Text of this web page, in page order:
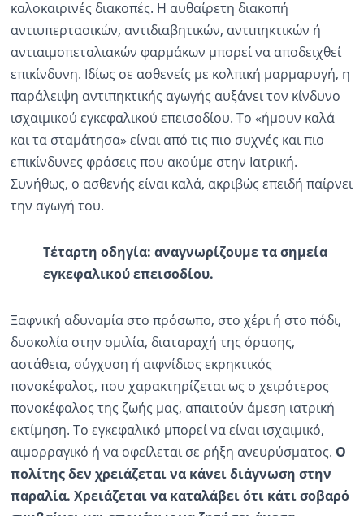
καλοκαιρινές διακοπές. Η αυθαίρετη διακοπή
αντιυπερτασικών, αντιδιαβητικών, αντιπηκτικών ή
αντιαιμοπεταλιακών φαρμάκων μπορεί να αποδειχθεί
επικίνδυνη. Ιδίως σε ασθενείς με κολπική μαρμαρυγή, η
παράλειψη αντιπηκτικής αγωγής αυξάνει τον κίνδυνο
ισχαιμικού εγκεφαλικού επεισοδίου. Το «ήμουν καλά
και τα σταμάτησα» είναι από τις πιο συχνές και πιο
επικίνδυνες φράσεις που ακούμε στην Ιατρική.
Συνήθως, ο ασθενής είναι καλά, ακριβώς επειδή παίρνει
την αγωγή του.
Τέταρτη οδηγία: αναγνωρίζουμε τα σημεία
εγκεφαλικού επεισοδίου.
Ξαφνική αδυναμία στο πρόσωπο, στο χέρι ή στο πόδι,
δυσκολία στην ομιλία, διαταραχή της όρασης,
αστάθεια, σύγχυση ή αιφνίδιος εκρηκτικός
πονοκέφαλος, που χαρακτηρίζεται ως ο χειρότερος
πονοκέφαλος της ζωής μας, απαιτούν άμεση ιατρική
εκτίμηση. Το εγκεφαλικό μπορεί να είναι ισχαιμικό,
αιμορραγικό ή να οφείλεται σε ρήξη ανευρύσματος. Ο
πολίτης δεν χρειάζεται να κάνει διάγνωση στην
παραλία. Χρειάζεται να καταλάβει ότι κάτι σοβαρό